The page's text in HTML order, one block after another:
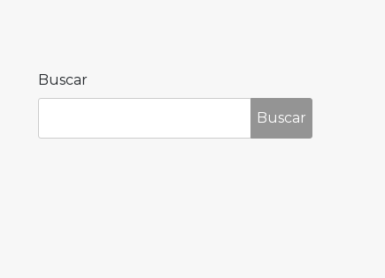
Buscar
Buscar